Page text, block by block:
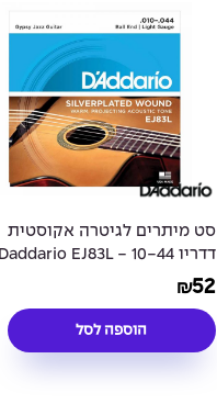
סט מיתרים לגיטרה אקוסטית
דדריו 10-44 - Daddario EJ83L
Gypsy Jazz Acoutic Guitar
₪52
הוספה לסל